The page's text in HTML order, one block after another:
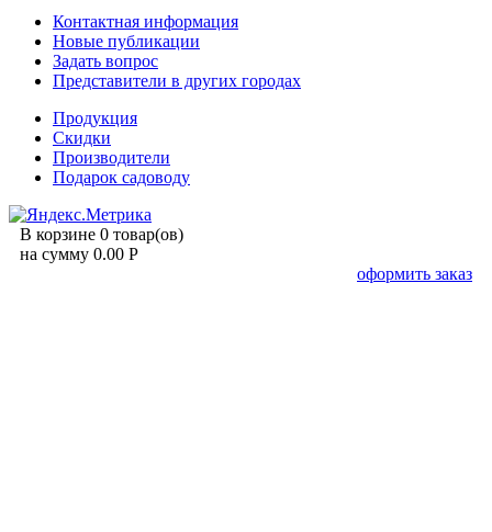
Контактная информация
Новые публикации
Задать вопрос
Представители в других городах
Продукция
Скидки
Производители
Подарок садоводу
В корзине 0 товар(ов)
на сумму 0.00 Р
оформить заказ